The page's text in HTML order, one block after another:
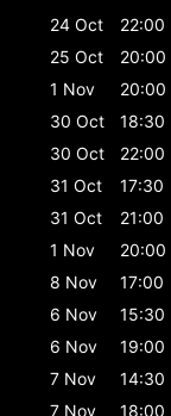
24 Oct
22:00
25 Oct
20:00
1 Nov
20:00
30 Oct
18:30
30 Oct
22:00
31 Oct
17:30
31 Oct
21:00
1 Nov
20:00
8 Nov
17:00
6 Nov
15:30
6 Nov
19:00
7 Nov
14:30
7 Nov
18:00